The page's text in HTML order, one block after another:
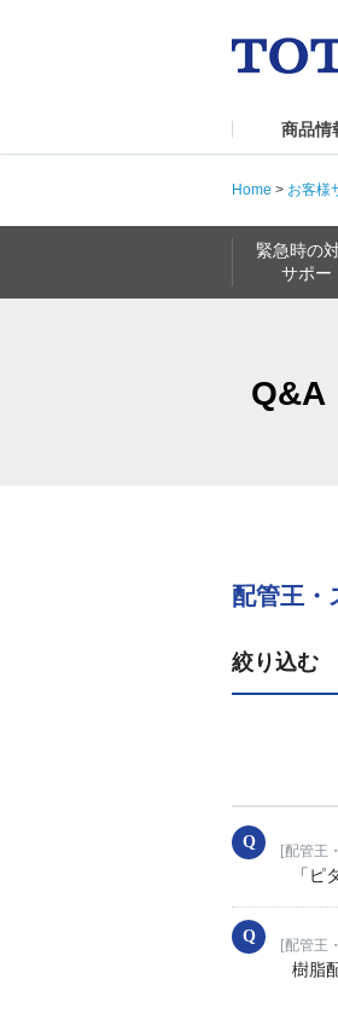
商品情
Home > お客様
緊急時の
サポー
Q&A
配管王
絞り込む
[配管王
「ピ
[配管王
樹脂